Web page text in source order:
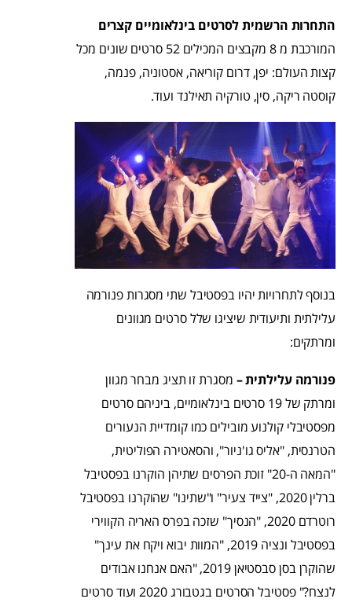
התחרות הרשמית לסרטים בינלאומיים קצרים
המורכבת מ 8 מקבצים המכילים 52 סרטים שונים מכל
קצות העולם: יפן, דרום קוריאה, אסטוניה, פנמה,
קוסטה ריקה, סין, טורקיה תאילנד ועוד.
בנוסף לתחרויות יהיו בפסטיבל שתי מסגרות פנורמה
עלילתית ותיעודית שיציגו שלל סרטים מגוונים
ומרתקים:
פנורמה עלילתית – מסגרת זו תציג מבחר מגוון
ומרתק של 19 סרטים בינלאומיים, ביניהם סרטים
מפסטיבלי קולנוע מובילים כמו קומדיית הנעורים
הטרנסית, "אליס גו'ניור", והסאטירה הפוליטית,
"המאה ה-20" זוכת הפרסים שתיהן הוקרנו בפסטיבל
ברלין 2020, "צייד צעיר" ו"שתינו" שהוקרנו בפסטיבל
רוטרדם 2020, "הנסיך" שזכה בפרס האריה הקווירי
בפסטיבל ונציה 2019, "המוות יבוא ויקח את עינך"
שהוקרן בסן סבסטיאן 2019, "האם אנחנו אבודים
לנצח?" פסטיבל הסרטים בגטבורג 2020 ועוד סרטים